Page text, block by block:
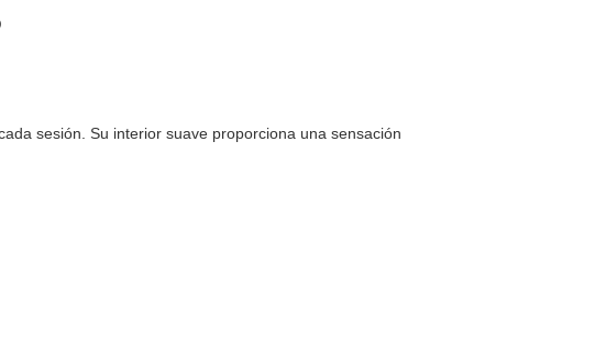
sesión. Su interior suave proporciona una sensación